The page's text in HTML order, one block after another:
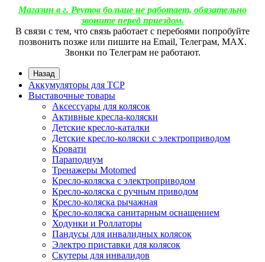
Магазин в г. Реутов больше не работает, обязательно
звоните перед приездом.
В связи с тем, что связь работает с перебоями попробуйте
позвонить позже или пишите на Email, Телеграм, МАХ.
Звонки по Телеграм не работают.
Назад
Аккумуляторы для ТСР
Выставочные товары
Аксессуары для колясок
Активные кресла-коляски
Детские кресло-каталки
Детские кресло-коляски с электроприводом
Кровати
Параподиум
Тренажеры Motomed
Кресло-коляска с электроприводом
Кресло-коляска с ручным приводом
Кресло-коляска рычажная
Кресло-коляска санитарным оснащением
Ходунки и Роллаторы
Пандусы для инвалидных колясок
Электро приставки для колясок
Скутеры для инвалидов